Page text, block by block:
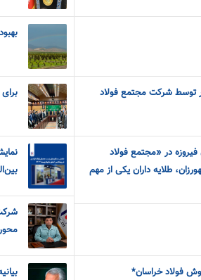
توسط شرکت مجتمع فولاد
در «مجتمع فولاد
طلایه داران یکی از مهم
فولاد خراسان*